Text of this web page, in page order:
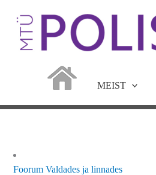
content
MEIST
Foorum Valdades ja linnades